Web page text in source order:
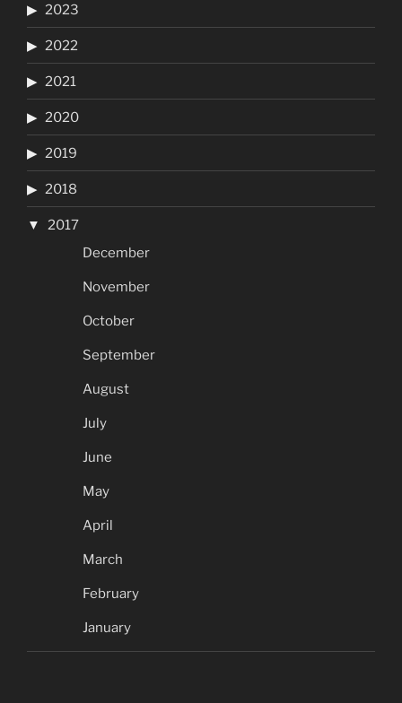
2023
2022
2021
2020
2019
2018
2017
December
November
October
September
August
July
June
May
April
March
February
January